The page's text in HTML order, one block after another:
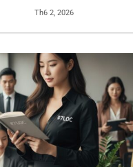
Th6 2, 2026